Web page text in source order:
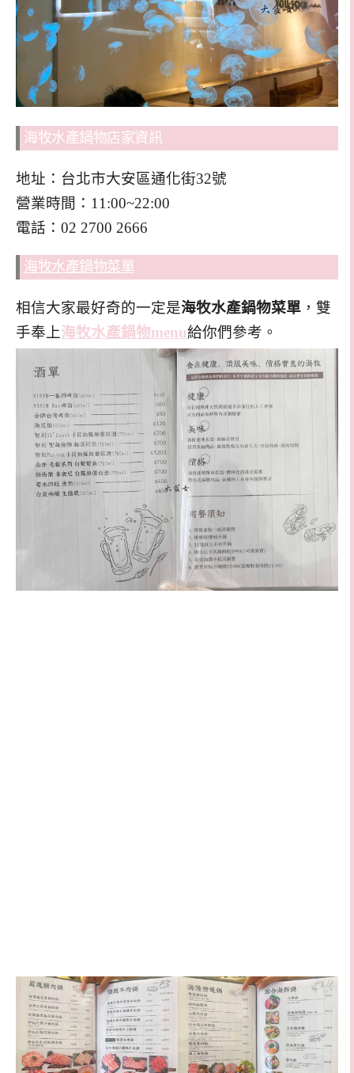
海牧水產鍋物店家資訊
地址：台北市大安區通化街32號
營業時間：11:00~22:00
電話：02 2700 2666
海牧水產鍋物菜單
相信大家最好奇的一定是海牧水產鍋物菜單 ，雙
手奉上海牧水產鍋物menu給你們參考。